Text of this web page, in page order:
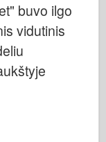
buvo ilgo
vidutinis